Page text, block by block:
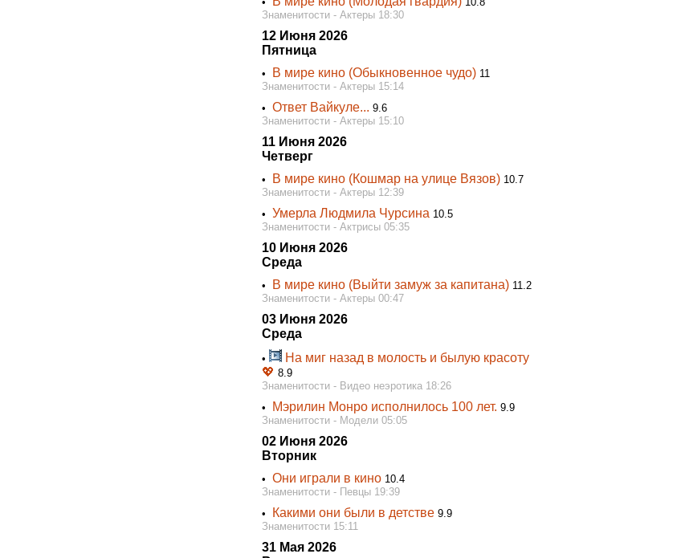
Знаменитости - Актеры 18:30
12 Июня 2026
Пятница
• В мире кино (Обыкновенное чудо) 11
Знаменитости - Актеры 15:14
• Ответ Вайкуле... 9.6
Знаменитости - Актеры 15:10
11 Июня 2026
Четверг
• В мире кино (Кошмар на улице Вязов) 10.7
Знаменитости - Актеры 12:39
• Умерла Людмила Чурсина 10.5
Знаменитости - Актрисы 05:35
10 Июня 2026
Среда
• В мире кино (Выйти замуж за капитана) 11.2
Знаменитости - Актеры 00:47
03 Июня 2026
Среда
•
На миг назад в молость и былую красоту
💖 8.9
Знаменитости - Видео неэротика 18:26
•
Мэрилин Монро исполнилось 100 лет. 9.9
Знаменитости - Модели 05:05
02 Июня 2026
Вторник
• Они играли в кино 10.4
Знаменитости - Певцы 19:39
•
Какими они были в детстве 9.9
Знаменитости 15:11
31 Мая 2026